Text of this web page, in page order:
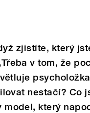
zjistíte, který
v tom, že
nestačí? Co
který